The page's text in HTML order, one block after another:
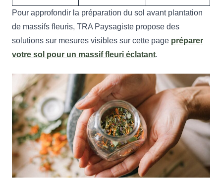
Pour approfondir la préparation du sol avant plantation
de massifs fleuris, TRA Paysagiste propose des
solutions sur mesures visibles sur cette page préparer
votre sol pour un massif fleuri éclatant.